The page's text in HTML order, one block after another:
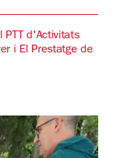
d'Activitats
i El Prestatge de